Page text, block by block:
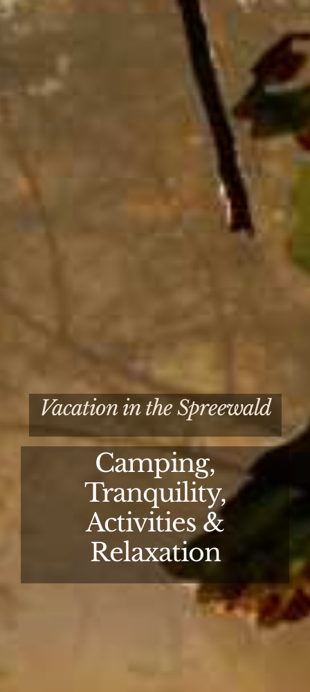
Vacation in the Spreewald
Camping,
Tranquility,
Activities &
Relaxation